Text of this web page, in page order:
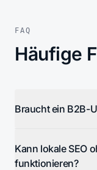
FAQ
Häufige
Braucht ein B2B-
Kann lokale SEO
funktionieren?